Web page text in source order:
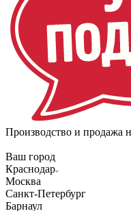
Производство и продажа
Ваш город
Краснодар
Москва
Санкт-Петербург
Барнаул